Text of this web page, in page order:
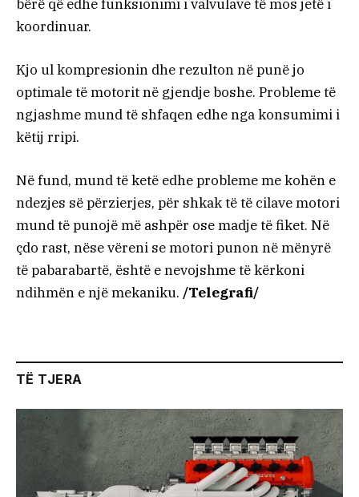
bërë që edhe funksionimi i valvulave të mos jetë i
koordinuar.
Kjo ul kompresionin dhe rezulton në punë jo
optimale të motorit në gjendje boshe. Probleme të
ngjashme mund të shfaqen edhe nga konsumimi i
këtij rripi.
Në fund, mund të ketë edhe probleme me kohën e
ndezjes së përzierjes, për shkak të të cilave motori
mund të punojë më ashpër ose madje të fiket. Në
çdo rast, nëse vëreni se motori punon në mënyrë
të pabarabartë, është e nevojshme të kërkoni
ndihmën e një mekaniku. /Telegrafi/
TË TJERA